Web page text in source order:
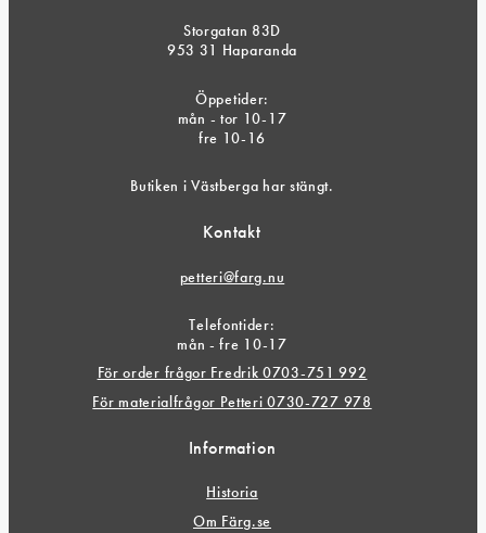
Storgatan 83D
953 31 Haparanda
Öppetider:
mån - tor 10-17
fre 10-16
Butiken i Västberga har stängt.
Kontakt
petteri@farg.nu
Telefontider:
mån - fre 10-17
För order frågor Fredrik 0703-751 992
För materialfrågor Petteri 0730-727 978
Information
Historia
Om Färg.se